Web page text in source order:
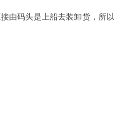
由码头是上船去装卸货，所以